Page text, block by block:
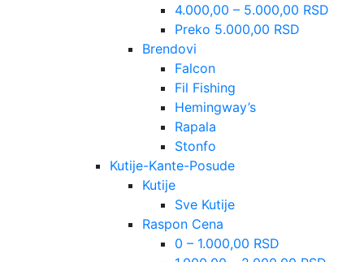
4.000,00 – 5.000,00 RSD
Preko 5.000,00 RSD
Brendovi
Falcon
Fil Fishing
Hemingway’s
Rapala
Stonfo
Kutije-Kante-Posude
Kutije
Sve Kutije
Raspon Cena
0 – 1.000,00 RSD